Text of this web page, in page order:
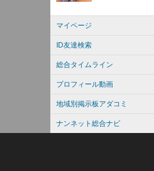
マイページ
ID友達検索
総合タイムライン
プロフィール動画
地域別掲示板アダコミ
ナンネット総合ナビ